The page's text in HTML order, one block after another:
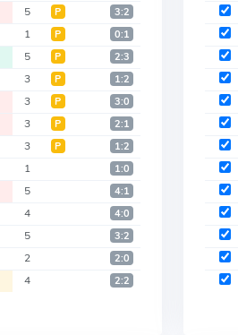
5 Р 3:2
1 Р 0:1
5 Р 2:3
3 Р 1:2
3 Р 3:0
3 Р 2:1
3 Р 1:2
1 1:0
5 4:1
4 4:0
5 3:2
2 2:0
4 2:2